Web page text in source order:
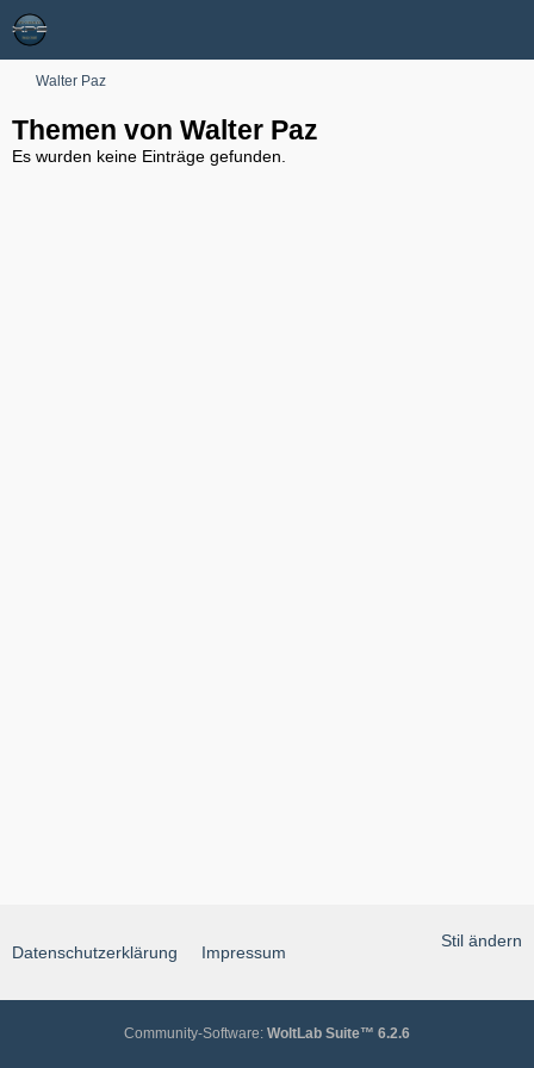
Walter Paz
Themen von Walter Paz
Es wurden keine Einträge gefunden.
Stil ändern
Datenschutzerklärung Impressum
Community-Software: WoltLab Suite™ 6.2.6